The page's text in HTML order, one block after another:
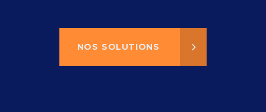
NOS SOLUTIONS